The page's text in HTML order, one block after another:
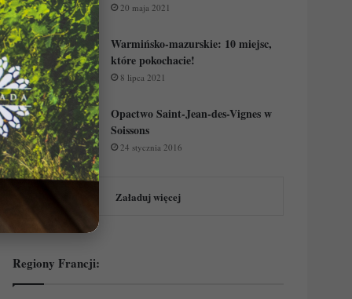
20 maja 2021
Warmińsko-mazurskie: 10 miejsc,
które pokochacie!
8 lipca 2021
Opactwo Saint-Jean-des-Vignes w
Soissons
24 stycznia 2016
Załaduj więcej
Regiony Francji: